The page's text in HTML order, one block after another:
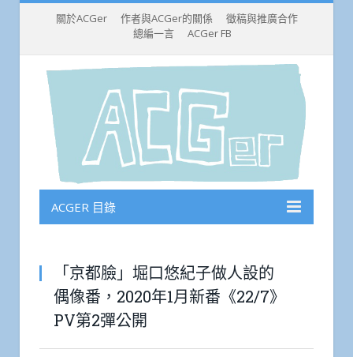
關於ACGer 作者與ACGer的關係
徵稿與推廣合作
總編一言
ACGer FB
ACGER 目錄
「京都臉」堀口悠紀子做人設的
偶像番，2020年1月新番《22/7》
PV第2彈公開